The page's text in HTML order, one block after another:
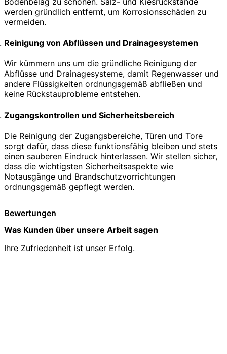
werden gründlich entfernt, um Korrosionsschäden zu
vermeiden.
Reinigung von Abflüssen und Drainagesystemen
Wir kümmern uns um die gründliche Reinigung der
Abflüsse und Drainagesysteme, damit Regenwasser und
andere Flüssigkeiten ordnungsgemäß abfließen und
keine Rückstauprobleme entstehen.
Zugangskontrollen und Sicherheitsbereich
Die Reinigung der Zugangsbereiche, Türen und Tore
sorgt dafür, dass diese funktionsfähig bleiben und stets
einen sauberen Eindruck hinterlassen. Wir stellen sicher,
dass die wichtigsten Sicherheitsaspekte wie
Notausgänge und Brandschutzvorrichtungen
ordnungsgemäß gepflegt werden.
Bewertungen
Was Kunden über unsere Arbeit sagen
Ihre Zufriedenheit ist unser Erfolg.